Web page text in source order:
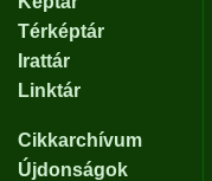
Térképtár
Irattár
Linktár
Cikkarchívum
Újdonságok